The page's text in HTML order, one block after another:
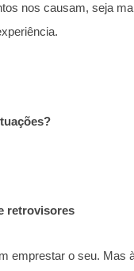
nos causam, seja
retrovisores
emprestar o seu. Mas